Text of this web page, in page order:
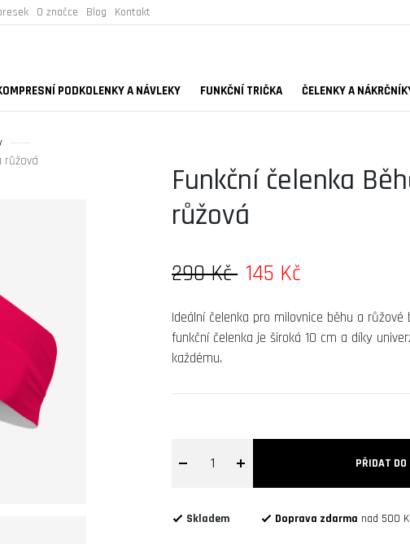
O značce Blog Kontakt
PODKOLENKY A NÁVLEKY FUNKČNÍ TRIČKA ČELENKY A
růžová
Funkční čelenka
růžová
290 Kč 145 Kč
Ideální čelenka pro milovnice běhu a
funkční čelenka je široká 10 cm a díky
každému.
1 PŘIDAT
Skladem Doprava zdarma nad 500